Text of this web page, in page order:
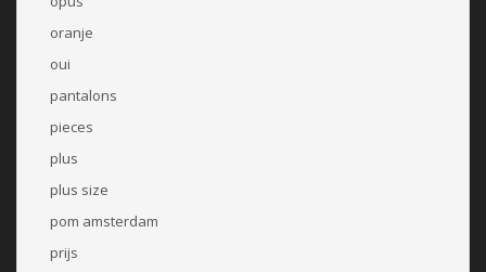
oranje
oui
pantalons
pieces
plus
plus size
pom amsterdam
prijs